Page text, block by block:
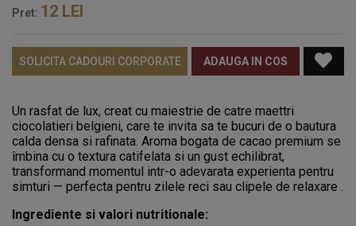
Pret: 12 LEI
SOLICITA CADOURI CORPORATE ADAUGA IN COS
Un rasfat de lux, creat cu maiestrie de catre maettri
ciocolatieri belgieni, care te invita sa te bucuri de o bautura
calda densa si rafinata. Aroma bogata de cacao premium se
îmbina cu o textura catifelata si un gust echilibrat,
transformand momentul intr-o adevarata experienta pentru
simturi — perfecta pentru zilele reci sau clipele de relaxare .
Ingrediente si valori nutritionale: